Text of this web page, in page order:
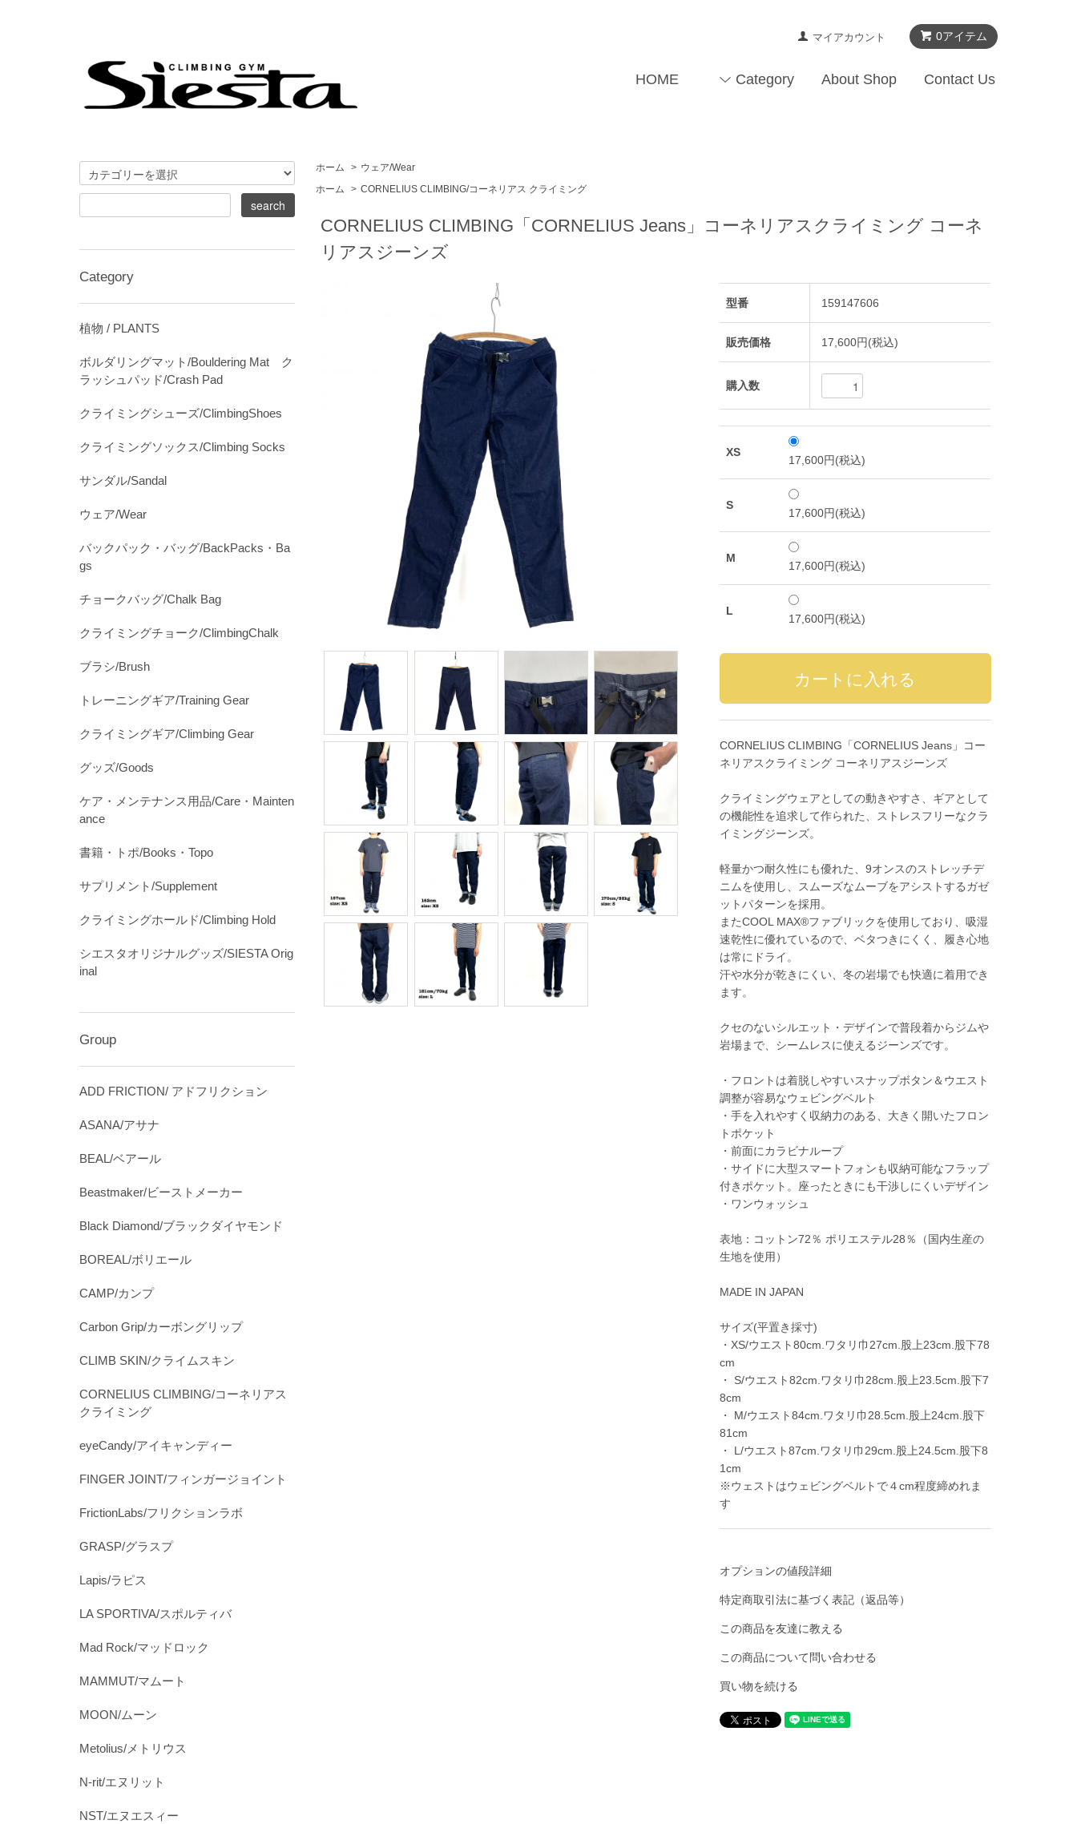
0アイテム
マイアカウント
HOME Category About Shop Contact Us
ホーム > ウェア/Wear
ホーム
> CORNELIUS CLIMBING/コーネリアス クライミング
CORNELIUS CLIMBING「CORNELIUS Jeans」コーネリアスクライミング コーネ
リアスジーンズ
型番 159147606
販売価格 17,600円(税込)
購入数
XS
17,600円(税込)
S
17,600円(税込)
M
17,600円(税込)
L
17,600円(税込)
CORNELIUS CLIMBING「CORNELIUS Jeans」コー
ネリアスクライミング コーネリアスジーンズ
クライミングウェアとしての動きやすさ、ギアとして
の機能性を追求して作られた、ストレスフリーなクラ
イミングジーンズ。
軽量かつ耐久性にも優れた、9オンスのストレッチデ
ニムを使用し、スムーズなムーブをアシストするガゼ
ットパターンを採用。
またCOOL MAX®ファブリックを使用しており、吸湿
速乾性に優れているので、ベタつきにくく、履き心地
は常にドライ。
汗や水分が乾きにくい、冬の岩場でも快適に着用でき
ます。
クセのないシルエット・デザインで普段着からジムや
岩場まで、シームレスに使えるジーンズです。
・フロントは着脱しやすいスナップボタン＆ウエスト
調整が容易なウェビングベルト
・手を入れやすく収納力のある、大きく開いたフロン
トポケット
・前面にカラビナループ
・サイドに大型スマートフォンも収納可能なフラップ
付きポケット。座ったときにも干渉しにくいデザイン
・ワンウォッシュ
表地：コットン72％ ポリエステル28％（国内生産の
生地を使用）
MADE IN JAPAN
サイズ(平置き採寸)
・XS/ウエスト80cm.ワタリ巾27cm.股上23cm.股下78
cm
・ S/ウエスト82cm.ワタリ巾28cm.股上23.5cm.股下7
8cm
・ M/ウエスト84cm.ワタリ巾28.5cm.股上24cm.股下
81cm
・ L/ウエスト87cm.ワタリ巾29cm.股上24.5cm.股下8
1cm
※ウェストはウェビングベルトで４cm程度締めれま
す
オプションの値段詳細
特定商取引法に基づく表記（返品等）
この商品を友達に教える
この商品について問い合わせる
買い物を続ける
Category
植物 / PLANTS
ボルダリングマット/Bouldering Mat ク
ラッシュパッド/Crash Pad
クライミングシューズ/ClimbingShoes
クライミングソックス/Climbing Socks
サンダル/Sandal
ウェア/Wear
バックパック・バッグ/BackPacks・Ba
gs
チョークバッグ/Chalk Bag
クライミングチョーク/ClimbingChalk
ブラシ/Brush
トレーニングギア/Training Gear
クライミングギア/Climbing Gear
グッズ/Goods
ケア・メンテナンス用品/Care・Mainten
ance
書籍・トポ/Books・Topo
サプリメント/Supplement
クライミングホールド/Climbing Hold
シエスタオリジナルグッズ/SIESTA Orig
inal
Group
ADD FRICTION/ アドフリクション
ASANA/アサナ
BEAL/ベアール
Beastmaker/ビーストメーカー
Black Diamond/ブラックダイヤモンド
BOREAL/ボリエール
CAMP/カンプ
Carbon Grip/カーボングリップ
CLIMB SKIN/クライムスキン
CORNELIUS CLIMBING/コーネリアス
クライミング
eyeCandy/アイキャンディー
FINGER JOINT/フィンガージョイント
FrictionLabs/フリクションラボ
GRASP/グラスプ
Lapis/ラピス
LA SPORTIVA/スポルティバ
Mad Rock/マッドロック
MAMMUT/マムート
MOON/ムーン
Metolius/メトリウス
N-rit/エヌリット
NST/エヌエスィー